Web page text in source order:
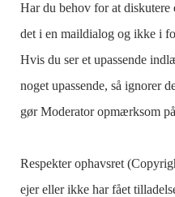
Har du behov for at diskutere
det i en maildialog og ikke i
Hvis du ser et upassende
noget upassende, så ignorer
gør Moderator opmærksom
Respekter ophavsret
ejer eller ikke har fået